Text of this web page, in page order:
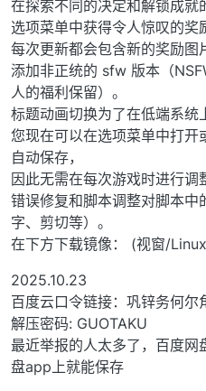
在探索不同的决定和解锁成就
选项菜单中获得令人惊叹的奖
每次更新都会包含新的奖励图
添加非正统的 sfw 版本（
人的福利保留）。
标题动画切换为了在低端系统
您现在可以在选项菜单中打
自动保存，
因此无需在每次游戏时进行调
错误修复和脚本调整对脚本中
字、剪切等）。
在下方下载镜像： (视窗/Linux
2025.10.23
百度云口令链接：巩锌务何尔
解压密码: GUOTAKU
最近举报的人太多了，百度网
盘app上就能保存